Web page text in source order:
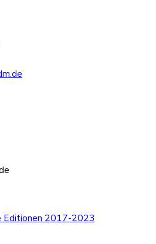
Editionen 2017-2023